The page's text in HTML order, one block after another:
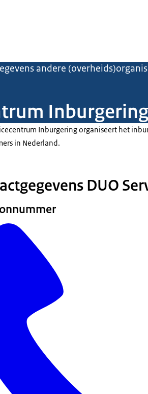
andere
Inburgering
Inburgering organiseert het
in Nederland.
DUO